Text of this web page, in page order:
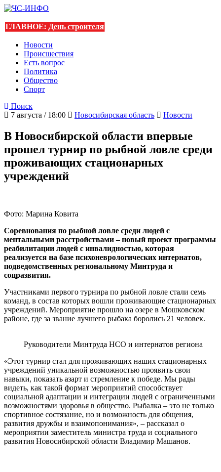
ГЛАВНОЕ: День строителя
Новости
Происшествия
Есть вопрос
Политика
Общество
Спорт
Поиск
7 августа / 18:00
Новосибирская область Новости
В Новосибирской области впервые
прошел турнир по рыбной ловле среди
проживающих стационарных
учреждений
Фото: Марина Ковита
Соревнования по рыбной ловле среди людей с
ментальными расстройствами – новый проект программы
реабилитации людей с инвалидностью, которая
реализуется на базе психоневрологических интернатов,
подведомственных региональному Минтруда и
соцразвития.
Участниками первого турнира по рыбной ловле стали семь
команд, в состав которых вошли проживающие стационарных
учреждений. Мероприятие прошло на озере в Мошковском
районе, где за звание лучшего рыбака боролись 21 человек.
Руководители Минтруда НСО и интернатов региона
«Этот турнир стал для проживающих наших стационарных
учреждений уникальной возможностью проявить свои
навыки, показать азарт и стремление к победе. Мы рады
видеть, как такой формат мероприятий способствует
социальной адаптации и интеграции людей с ограниченными
возможностями здоровья в общество. Рыбалка – это не только
спортивное состязание, но и возможность для общения,
развития дружбы и взаимопонимания», – рассказал о
мероприятии заместитель министра труда и социального
развития Новосибирской области Владимир Машанов.